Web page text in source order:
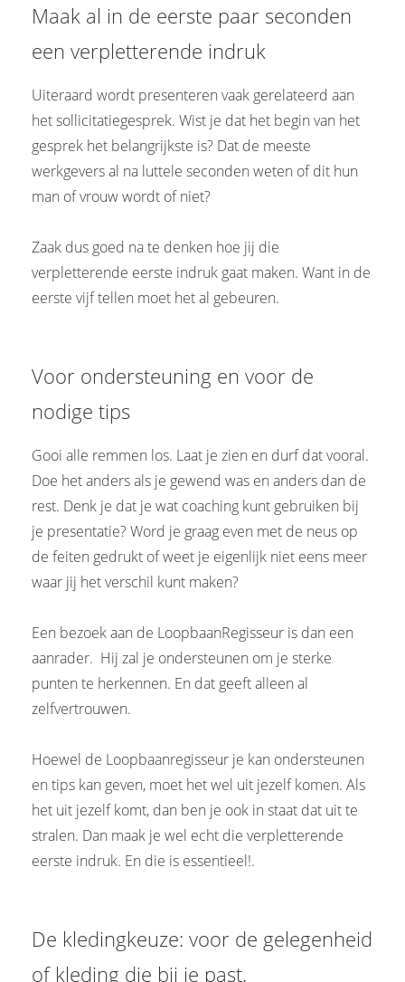
Maak al in de eerste paar seconden
een verpletterende indruk
Uiteraard wordt presenteren vaak gerelateerd aan
het sollicitatiegesprek. Wist je dat het begin van het
gesprek het belangrijkste is? Dat de meeste
werkgevers al na luttele seconden weten of dit hun
man of vrouw wordt of niet?
Zaak dus goed na te denken hoe jij die
verpletterende eerste indruk gaat maken. Want in de
eerste vijf tellen moet het al gebeuren.
Voor ondersteuning en voor de
nodige tips
Gooi alle remmen los. Laat je zien en durf dat vooral.
Doe het anders als je gewend was en anders dan de
rest. Denk je dat je wat coaching kunt gebruiken bij
je presentatie? Word je graag even met de neus op
de feiten gedrukt of weet je eigenlijk niet eens meer
waar jij het verschil kunt maken?
Een bezoek aan de LoopbaanRegisseur is dan een
aanrader. Hij zal je ondersteunen om je sterke
punten te herkennen. En dat geeft alleen al
zelfvertrouwen.
Hoewel de Loopbaanregisseur je kan ondersteunen
en tips kan geven, moet het wel uit jezelf komen. Als
het uit jezelf komt, dan ben je ook in staat dat uit te
stralen. Dan maak je wel echt die verpletterende
eerste indruk. En die is essentieel!.
De kledingkeuze: voor de gelegenheid
of kleding die bij je past.